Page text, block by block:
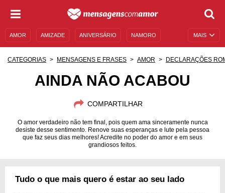
MAIS
AMOR AMIZADE ANIVERSÁRIO NAMORO
AUTOAJUDA
CATEGORIAS MENSAGENS E FRASES AMOR DECLARAÇÕES
AINDA NÃO ACABOU
COMPARTILHAR
O amor verdadeiro não tem final, pois quem ama sinceramente nunca
desiste desse sentimento. Renove suas esperanças e lute pela pessoa
que faz seus dias melhores! Acredite no poder do amor e em seus
grandiosos feitos.
Tudo o que mais quero é estar ao seu lado